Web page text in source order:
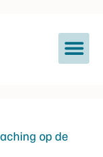
op de